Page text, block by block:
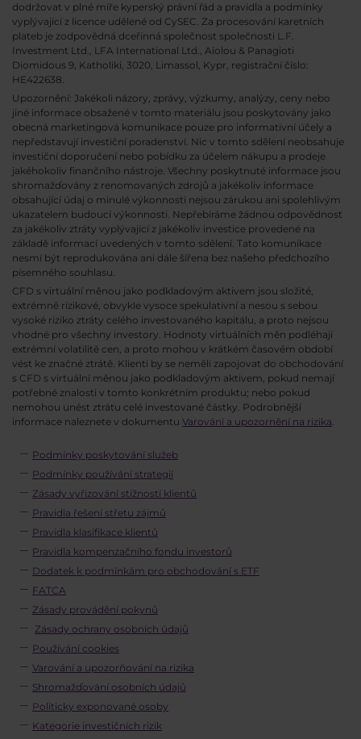
dodržovat v plné míře kyperský právní řád a pravidla a podmínky
vyplývající z licence udělené od CySEC. Za procesování karetních
plateb je zodpovědná dceřinná společnost společnosti L.F.
Investment Ltd., LFA International Ltd., Aiolou & Panagioti
Diomidous 9, Katholiki, 3020, Limassol, Kypr, registrační číslo:
HE422638.
Upozornění: Jakékoli názory, zprávy, výzkumy, analýzy, ceny nebo
jiné informace obsažené v tomto materiálu jsou poskytovány jako
obecná marketingová komunikace pouze pro informativní účely a
nepředstavují investiční poradenství. Nic v tomto sdělení neobsahuje
investiční doporučení nebo pobídku za účelem nákupu a prodeje
jakéhokoliv finančního nástroje. Všechny poskytnuté informace jsou
shromažďovány z renomovaných zdrojů a jakékoliv informace
obsahující údaj o minulé výkonnosti nejsou zárukou ani spolehlivým
ukazatelem budoucí výkonnosti. Nepřebíráme žádnou odpovědnost
za jakékoliv ztráty vyplývající z jakékoliv investice provedené na
základě informací uvedených v tomto sdělení. Tato komunikace
nesmí být reprodukována ani dále šířena bez našeho předchozího
písemného souhlasu.
CFD s virtuální měnou jako podkladovým aktivem jsou složité,
extrémně rizikové, obvykle vysoce spekulativní a nesou s sebou
vysoké riziko ztráty celého investovaného kapitálu, a proto nejsou
vhodné pro všechny investory. Hodnoty virtuálních měn podléhají
extrémní volatilitě cen, a proto mohou v krátkém časovém období
vést ke značné ztrátě. Klienti by se neměli zapojovat do obchodování
s CFD s virtuální měnou jako podkladovým aktivem, pokud nemají
potřebné znalosti v tomto konkrétním produktu; nebo pokud
nemohou unést ztrátu celé investované částky. Podrobnější
informace naleznete v dokumentu Varování a upozornění na rizika.
Podmínky poskytování služeb
Podmínky používání strategií
Zásady vyřizování stížností klientů
Pravidla řešení střetu zájmů
Pravidla klasifikace klientů
Pravidla kompenzačního fondu investorů
Dodatek k podmínkám pro obchodování s ETF
FATCA
Zásady provádění pokynů
Zásady ochrany osobních údajů
Používání cookies
Varování a upozorňování na rizika
Shromažďování osobních údajů
Politicky exponované osoby
Kategorie investičních rizik